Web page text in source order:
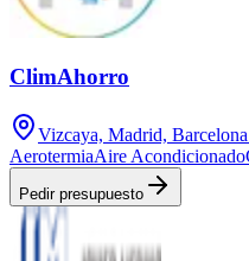
ClimAhorro
Vizcaya, Madrid, Barcelona
AerotermiaAire Acondicionado
Pedir presupuesto